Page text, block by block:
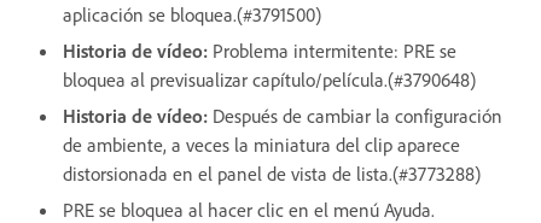
aplicación se bloquea.(#3791500)
Historia de vídeo: Problema intermitente: PRE se
bloquea al previsualizar capítulo/película.(#3790648)
Historia de vídeo: Después de cambiar la configuración
de ambiente, a veces la miniatura del clip aparece
distorsionada en el panel de vista de lista.(#3773288)
PRE se bloquea al hacer clic en el menú Ayuda.